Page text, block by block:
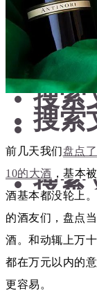
搜
搜索
澳大
日本
搜索
搜索
前几天我们盘点
10的大酒 ，基本
酒基本都没轮上
的酒友们，盘点
酒。和动辄上万
都在万元以内的
更容易。